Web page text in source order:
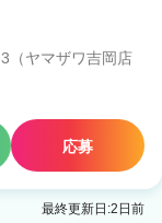
（ヤマザワ吉岡店
応募
最終更新日:2日前